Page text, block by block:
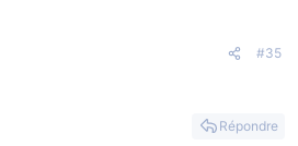
#35
Répondre